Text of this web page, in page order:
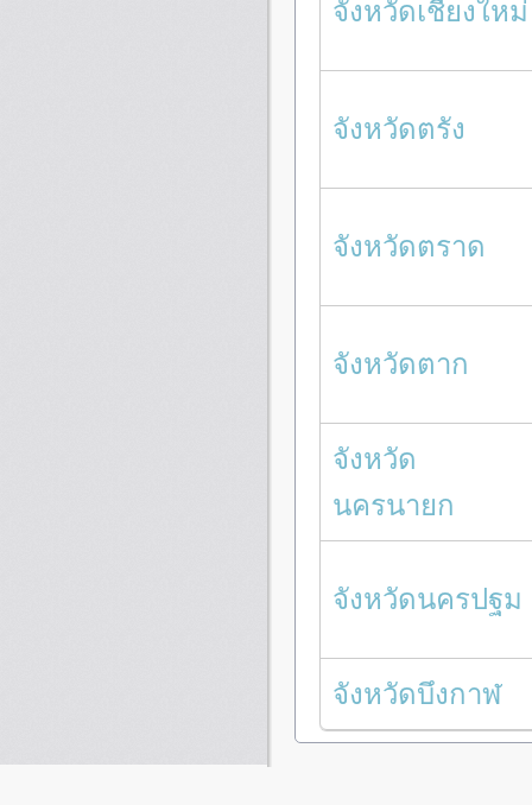
จังหวัดเชียงใหม่
จังหวัดตรัง
จังหวัดตราด
จังหวัดตาก
จังหวัด
นครนายก
จังหวัดนครปฐม
จังหวัดบึงกาฬ